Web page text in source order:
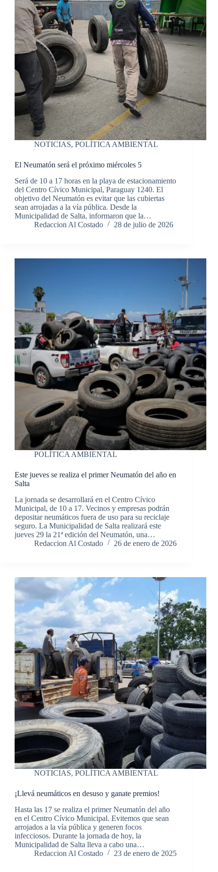
NOTICIAS, POLÍTICA AMBIENTAL
El Neumatón será el próximo miércoles 5
Será de 10 a 17 horas en la playa de estacionamiento
del Centro Cívico Municipal, Paraguay 1240. El
objetivo del Neumatón es evitar que las cubiertas
sean arrojadas a la vía pública. Desde la
Municipalidad de Salta, informaron que la…
Redaccion Al Costado
28 de julio de 2026
POLÍTICA AMBIENTAL
Este jueves se realiza el primer Neumatón del año en
Salta
La jornada se desarrollará en el Centro Cívico
Municipal, de 10 a 17. Vecinos y empresas podrán
depositar neumáticos fuera de uso para su reciclaje
seguro. La Municipalidad de Salta realizará este
jueves 29 la 21ª edición del Neumatón, una…
Redaccion Al Costado
26 de enero de 2026
NOTICIAS, POLÍTICA AMBIENTAL
¡Llevá neumáticos en desuso y ganate premios!
Hasta las 17 se realiza el primer Neumatón del año
en el Centro Cívico Municipal. Evitemos que sean
arrojados a la vía pública y generen focos
infecciosos. Durante la jornada de hoy, la
Municipalidad de Salta lleva a cabo una…
Redaccion Al Costado
23 de enero de 2025